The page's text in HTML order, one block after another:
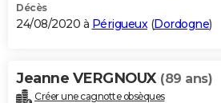
Décès
24/08/2020 à Périgueux(Dordogne)
Jeanne VERGNOUX (89 ans)
Créer une cagnotte obsèques